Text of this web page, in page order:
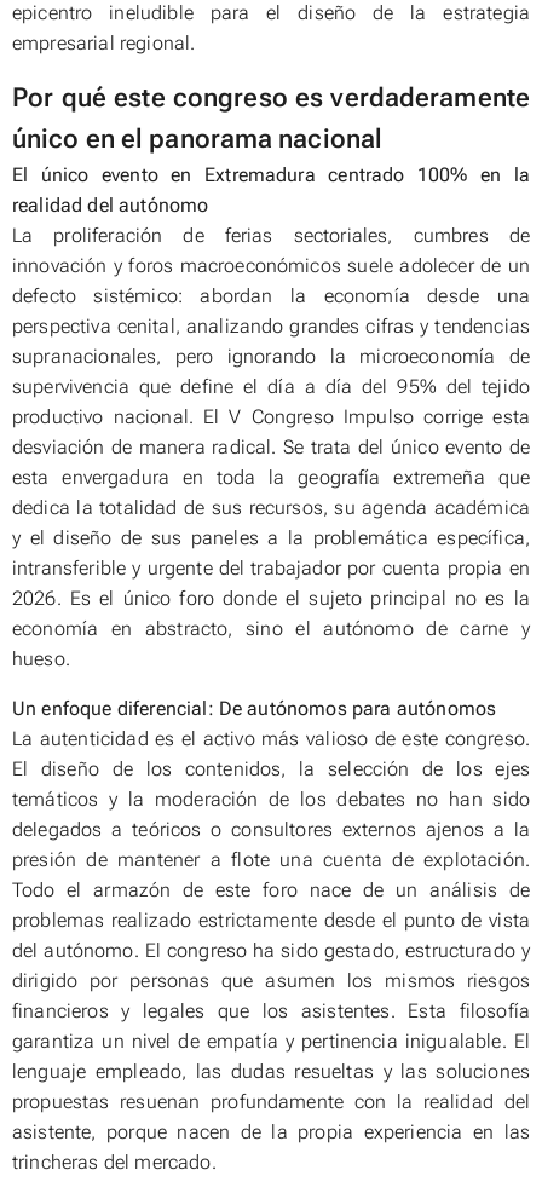
epicentro ineludible para el diseño de la estrategia
empresarial regional.
Por qué este congreso es verdaderamente
único en el panorama nacional
El único evento en Extremadura centrado 100% en la
realidad del autónomo
La proliferación de ferias sectoriales, cumbres de
innovación y foros macroeconómicos suele adolecer de un
defecto sistémico: abordan la economía desde una
perspectiva cenital, analizando grandes cifras y tendencias
supranacionales, pero ignorando la microeconomía de
supervivencia que define el día a día del 95% del tejido
productivo nacional. El V Congreso Impulso corrige esta
desviación de manera radical. Se trata del único evento de
esta envergadura en toda la geografía extremeña que
dedica la totalidad de sus recursos, su agenda académica
y el diseño de sus paneles a la problemática específica,
intransferible y urgente del trabajador por cuenta propia en
2026. Es el único foro donde el sujeto principal no es la
economía en abstracto, sino el autónomo de carne y
hueso.
Un enfoque diferencial: De autónomos para autónomos
La autenticidad es el activo más valioso de este congreso.
El diseño de los contenidos, la selección de los ejes
temáticos y la moderación de los debates no han sido
delegados a teóricos o consultores externos ajenos a la
presión de mantener a flote una cuenta de explotación.
Todo el armazón de este foro nace de un análisis de
problemas realizado estrictamente desde el punto de vista
del autónomo. El congreso ha sido gestado, estructurado y
dirigido porpersonas que asumen los mismos riesgos
financieros y legales que los asistentes. Esta filosofía
garantiza un nivel de empatía y pertinencia inigualable. El
lenguaje empleado, las dudas resueltas y las soluciones
propuestas resuenan profundamente con la realidad del
asistente, porque nacen de la propia experiencia en las
trincheras del mercado.